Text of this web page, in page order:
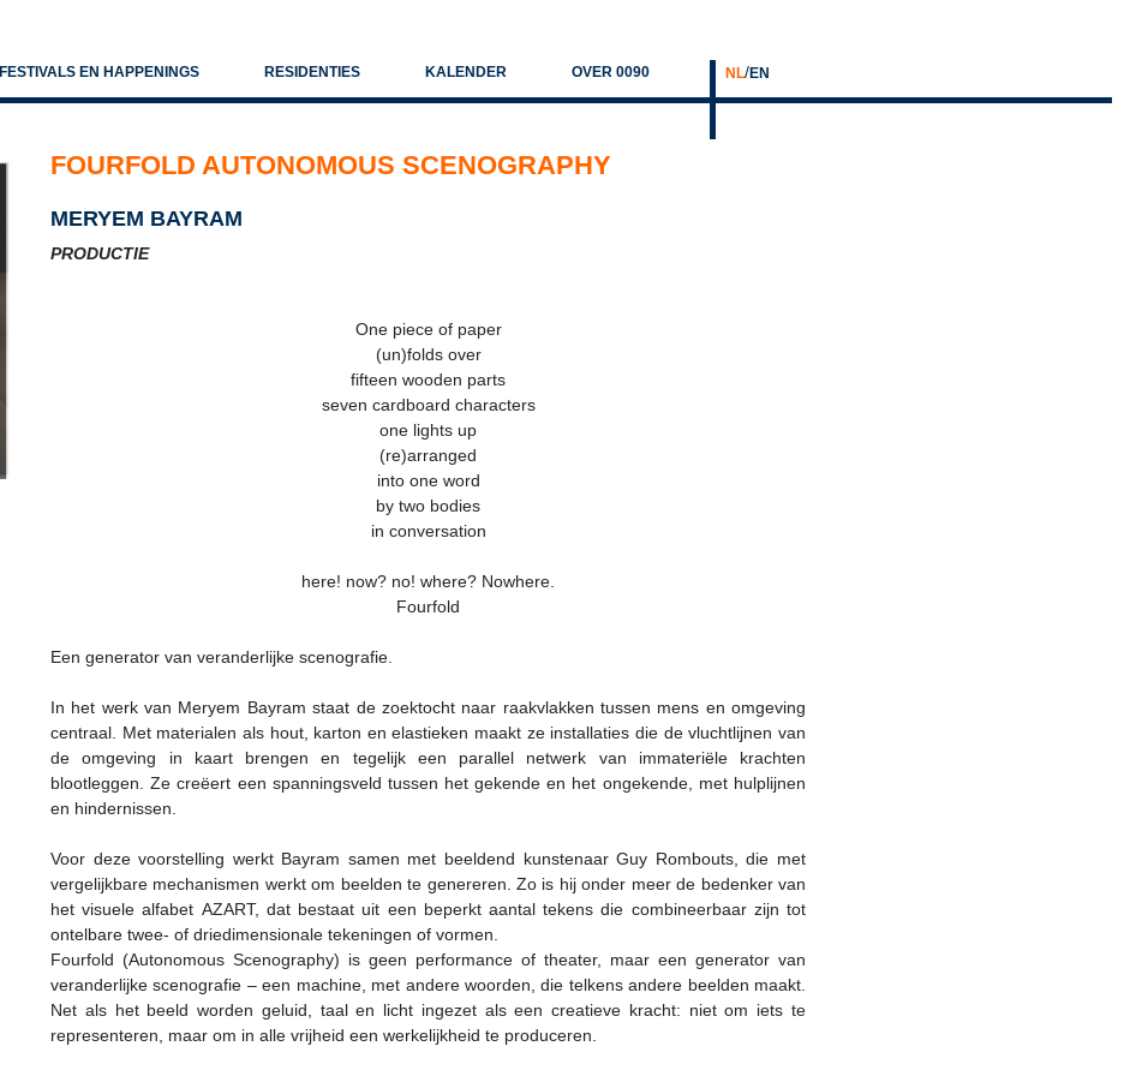
NL/EN
FESTIVALS EN HAPPENINGS RESIDENTIES KALENDER OVER 0090
FOURFOLD AUTONOMOUS SCENOGRAPHY
MERYEM BAYRAM
PRODUCTIE
One piece of paper
(un)folds over
fifteen wooden parts
seven cardboard characters
one lights up
(re)arranged
into one word
by two bodies
in conversation
here! now? no! where? Nowhere.
Fourfold
Een generator van veranderlijke scenografie.
In het werk van Meryem Bayram staat de zoektocht naar raakvlakken tussen mens en omgeving
centraal. Met materialen als hout, karton en elastieken maakt ze installaties die de vluchtlijnen van
de omgeving in kaart brengen en tegelijk een parallel netwerk van immateriële krachten
blootleggen. Ze creëert een spanningsveld tussen het gekende en het ongekende, met hulplijnen
en hindernissen.
Voor deze voorstelling werkt Bayram samen met beeldend kunstenaar Guy Rombouts, die met
vergelijkbare mechanismen werkt om beelden te genereren. Zo is hij onder meer de bedenker van
het visuele alfabet AZART, dat bestaat uit een beperkt aantal tekens die combineerbaar zijn tot
ontelbare twee- of driedimensionale tekeningen of vormen.
Fourfold (Autonomous Scenography) is geen performance of theater, maar een generator van
veranderlijke scenografie – een machine, met andere woorden, die telkens andere beelden maakt.
Net als het beeld worden geluid, taal en licht ingezet als een creatieve kracht: niet om iets te
representeren, maar om in alle vrijheid een werkelijkheid te produceren.